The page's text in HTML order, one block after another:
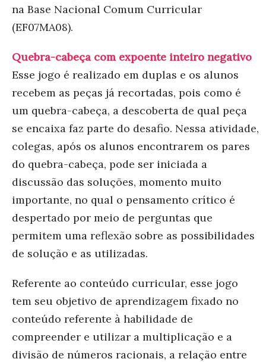
na Base Nacional Comum Curricular
(EF07MA08).
Quebra-cabeça com expoente inteiro negativo
Esse jogo é realizado em duplas e os alunos
recebem as peças já recortadas, pois como é
um quebra-cabeça, a descoberta de qual peça
se encaixa faz parte do desafio. Nessa atividade,
colegas, após os alunos encontrarem os pares
do quebra-cabeça, pode ser iniciada a
discussão das soluções, momento muito
importante, no qual o pensamento crítico é
despertado por meio de perguntas que
permitem uma reflexão sobre as possibilidades
de solução e as utilizadas.
Referente ao conteúdo curricular, esse jogo
tem seu objetivo de aprendizagem fixado no
conteúdo referente à habilidade de
compreender e utilizar a multiplicação e a
divisão de números racionais, a relação entre